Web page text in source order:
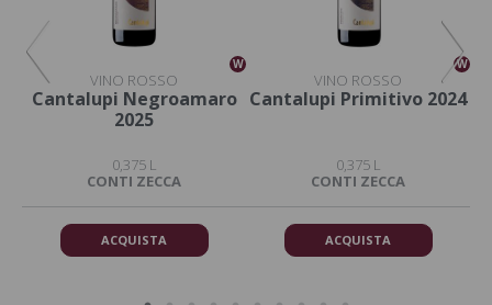
W
VINO ROSSO
Cantalupi Negroamaro
2025
0,375 L
CONTI ZECCA
ACQUISTA
W
VINO ROSSO
Cantalupi Primitivo 2024
0,375 L
CONTI ZECCA
ACQUISTA